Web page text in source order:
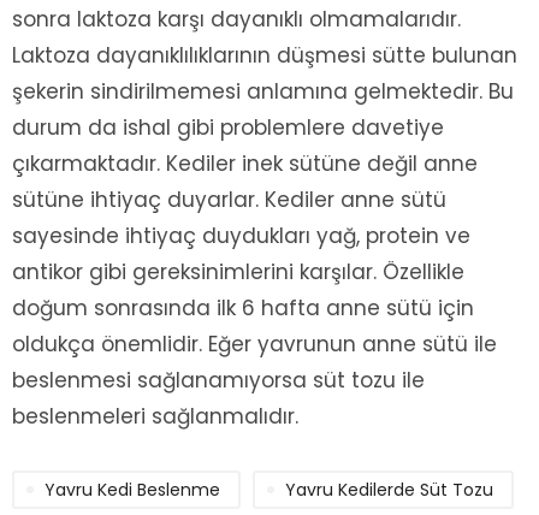
sonra laktoza karşı dayanıklı olmamalarıdır.
Laktoza dayanıklılıklarının düşmesi sütte bulunan
şekerin sindirilmemesi anlamına gelmektedir. Bu
durum da ishal gibi problemlere davetiye
çıkarmaktadır. Kediler inek sütüne değil anne
sütüne ihtiyaç duyarlar. Kediler anne sütü
sayesinde ihtiyaç duydukları yağ, protein ve
antikor gibi gereksinimlerini karşılar. Özellikle
doğum sonrasında ilk 6 hafta anne sütü için
oldukça önemlidir. Eğer yavrunun anne sütü ile
beslenmesi sağlanamıyorsa süt tozu ile
beslenmeleri sağlanmalıdır.
Yavru Kedi Beslenme Yavru Kedilerde Süt Tozu